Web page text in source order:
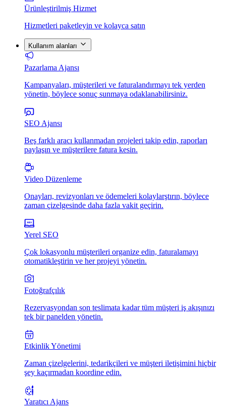
Ürünleştirilmiş Hizmet
Hizmetleri paketleyin ve kolayca satın
Kullanım alanları
Pazarlama Ajansı
Kampanyaları, müşterileri ve faturalandırmayı tek yerden
yönetin, böylece sonuç sunmaya odaklanabilirsiniz.
SEO Ajansı
Beş farklı aracı kullanmadan projeleri takip edin, raporları
paylaşın ve müşterilere fatura kesin.
Video Düzenleme
Onayları, revizyonları ve ödemeleri kolaylarştırın, böylece
zaman çizelgesinde daha fazla vakit geçirin.
Yerel SEO
Çok lokasyonlu müşterileri organize edin, faturalamayı
otomatikleştirin ve her projeyi yönetin.
Fotoğrafçılık
Rezervasyondan son teslimata kadar tüm müşteri iş akışınızı
tek bir panelden yönetin.
Etkinlik Yönetimi
Zaman çizelgelerini, tedarikçileri ve müşteri iletişimini hiçbir
şey kaçırmadan koordine edin.
Yaratıcı Ajans